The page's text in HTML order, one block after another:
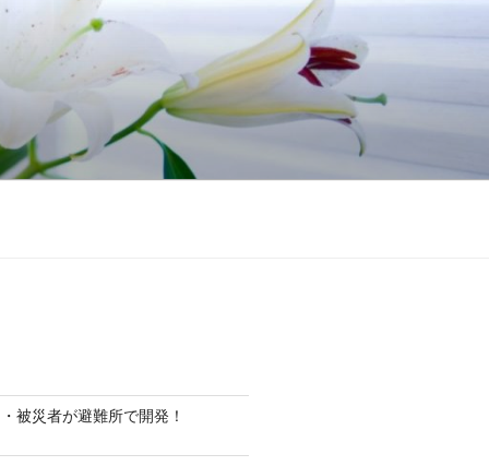
被災者が避難所で開発！